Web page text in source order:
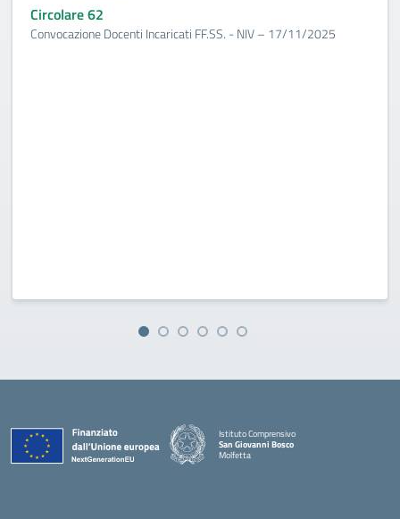
Circolare 62
Convocazione Docenti Incaricati FF.SS. - NIV – 17/11/2025
Istituto Comprensivo
San Giovanni Bosco
Molfetta